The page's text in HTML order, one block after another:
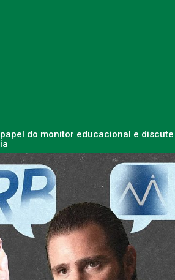
do monitor educacional e discute